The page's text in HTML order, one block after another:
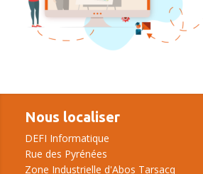
Nous localiser
DEFI Informatique
Rue des Pyrénées
Zone Industrielle d'Abos Tarsacq